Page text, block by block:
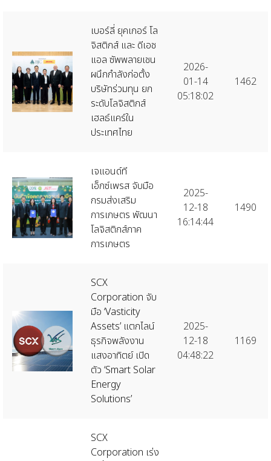
เบอร์ลี่ ยุคเกอร์ โล
จิสติกส์ และ ดีเอช
แอล ซัพพลายเชน
ผนึกกำลังก่อตั้ง
บริษัทร่วมทุน ยก
ระดับโลจิสติกส์
เฮลธ์แคร์ใน
ประเทศไทย
2026-
01-14
05:18:02
1462
เจแอนด์ที
เอ็กซ์เพรส จับมือ
กรมส่งเสริม
การเกษตร พัฒนา
โลจิสติกส์ภาค
การเกษตร
2025-
12-18
16:14:44
1490
SCX
Corporation จับ
มือ ‘Vasticity
Assets’ แตกไลน์
ธุรกิจพลังงาน
แสงอาทิตย์ เปิด
ตัว ‘Smart Solar
Energy
Solutions’
2025-
12-18
04:48:22
1169
SCX
Corporation เร่ง